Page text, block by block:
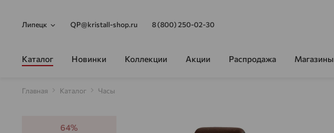
Липецк QP@kristall-shop.ru 8 (800) 250-02-30
Каталог Новинки Коллекции Акции Распродажа Магазины
Главная Каталог Часы
64%